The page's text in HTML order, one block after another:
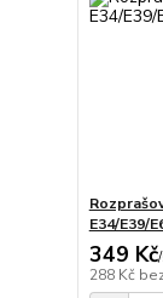
E34/E39/
349 Kč/
288 Kč